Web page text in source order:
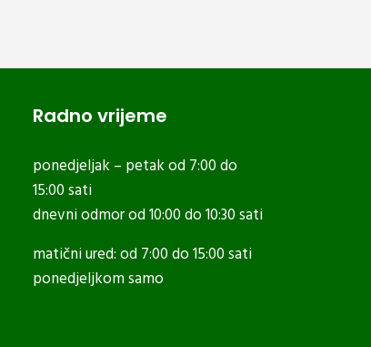
Radno vrijeme
ponedjeljak – petak od 7:00 do
15:00 sati
dnevni odmor od 10:00 do 10:30 sati
matični ured: od 7:00 do 15:00 sati
ponedjeljkom samo